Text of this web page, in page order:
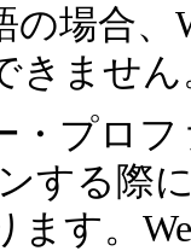
の場合
きません
プロフ
する際
ます。